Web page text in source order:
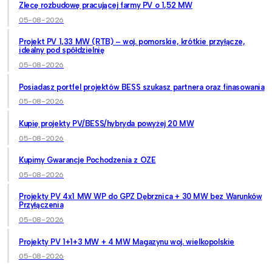
Zlecę rozbudowę pracującej farmy PV o 1,52 MW
05-08-2026
Projekt PV 1,33 MW (RTB) – woj. pomorskie, krótkie przyłącze,
idealny pod spółdzielnię
05-08-2026
Posiadasz portfel projektów BESS szukasz partnera oraz finasowania
05-08-2026
Kupię projekty PV/BESS/hybryda powyżej 20 MW
05-08-2026
Kupimy Gwarancje Pochodzenia z OZE
05-08-2026
Projekty PV 4x1 MW WP do GPZ Dębrznica + 30 MW bez Warunków
Przyłączenia
05-08-2026
Projekty PV 1+1+3 MW + 4 MW Magazynu woj. wielkopolskie
05-08-2026